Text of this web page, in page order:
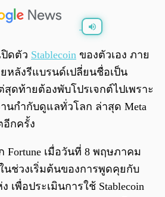
0:00
ปิดตัว Stablecoin ของตัวเอง ภาย
หลังรีแบรนด์เปลี่ยนชื่อเป็น
สุดท้ายต้องพับโปรเจกต์ไปเพราะ
นกำกับดูแลทั่วโลก ล่าสุด Meta
อีกครั้ง
Fortune เมื่อวันที่ 8 พฤษภาคม
นช่วงเริ่มต้นของการพูดคุยกับ
พื่อประเมินการใช้ Stablecoin